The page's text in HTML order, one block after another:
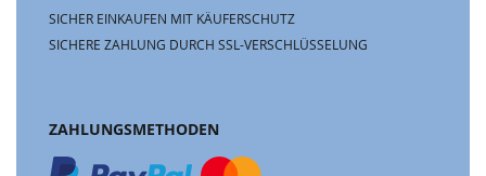
SICHER EINKAUFEN MIT KÄUFERSCHUTZ
SICHERE ZAHLUNG DURCH SSL-VERSCHLÜSSELUNG
ZAHLUNGSMETHODEN